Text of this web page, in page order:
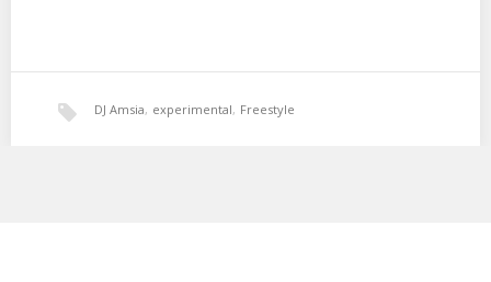
DJ Amsia, experimental, Freestyle